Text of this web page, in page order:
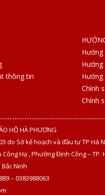
thông tin
Hướng
Chính
Chính
HỘ HÀ PHƯƠNG
do Sở kế hoạch và đầu tư TP Hà
Hạ , Phường Định Công – TP.
Ninh
– 0383988063